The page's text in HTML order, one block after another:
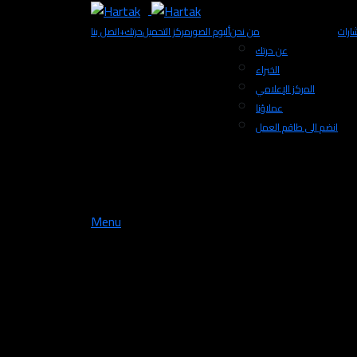
اتصل بنا +حرتكمركز التحميلألبوم الصورمن نحن
عن حرتك
الخبراء
المركز الإعلامي
عملاؤنا
انضم الى طاقم العمل
Menu